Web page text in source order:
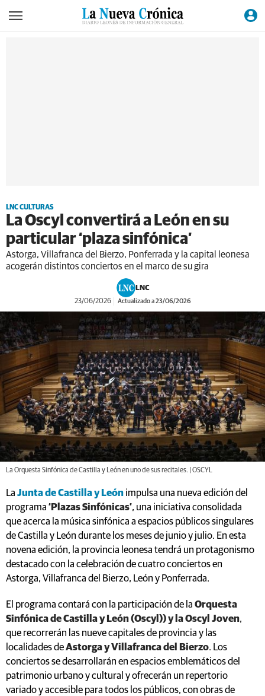
LNC CULTURAS
La Oscyl convertirá a León en su
particular ‘plaza sinfónica’
Astorga, Villafranca del Bierzo, Ponferrada y la capital leonesa
acogerán distintos conciertos en el marco de su gira
LNC
23/06/2026 Actualizado a 23/06/2026
La Orquesta Sinfónica de Castilla y León en uno de sus recitales. | OSCYL
La Junta de Castilla y León impulsa una nueva edición del
programa ‘Plazas Sinfónicas’, una iniciativa consolidada
que acerca la música sinfónica a espacios públicos singulares
de Castilla y León durante los meses de junio y julio. En esta
novena edición, la provincia leonesa tendrá un protagonismo
destacado con la celebración de cuatro conciertos en
Astorga, Villafranca del Bierzo, León y Ponferrada.
El programa contará con la participación de la Orquesta
Sinfónica de Castilla y León (Oscyl)) y la Oscyl Joven,
que recorrerán las nueve capitales de provincia y las
localidades deAstorga y Villafranca del Bierzo. Los
conciertos se desarrollarán en espacios emblemáticos del
patrimonio urbano y cultural y ofrecerán un repertorio
variado y accesible para todos los públicos, con obras de